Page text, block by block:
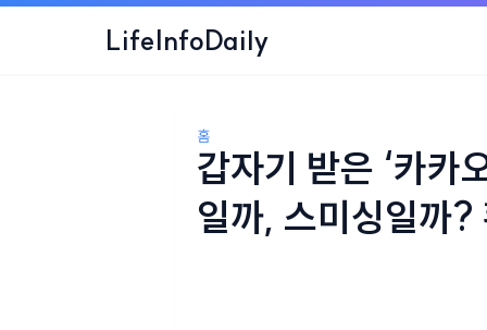
LifeInfoDaily
홈
갑자기 받은 ‘카카
일까, 스미싱일까?